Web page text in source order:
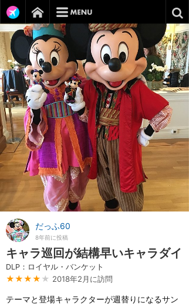
だっふ60
8年前に投稿
キャラ巡回が結構早いキャラダイ
DLP：ロイヤル・バンケット
★★★★ ★ 2018年2月に訪問
テーマと登場キャラクターが週替りになるサン